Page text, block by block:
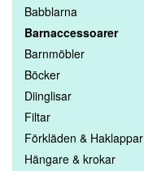
Babblarna
Barnaccessoarer
Barnmöbler
Böcker
Diinglisar
Filtar
Förkläden & Haklappar
Hängare & krokar